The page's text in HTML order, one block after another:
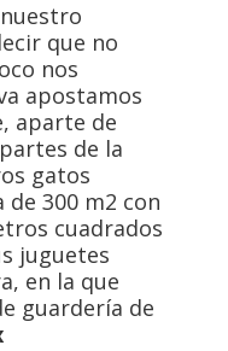
que no
nos
apostamos
aparte de
de la
gatos
300 m2 con
cuadrados
juguetes
en la que
guardería de